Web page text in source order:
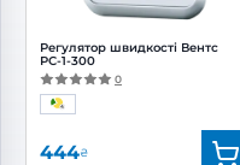
Регулятор швидкості Вентс
РС-1-300
0
444₴